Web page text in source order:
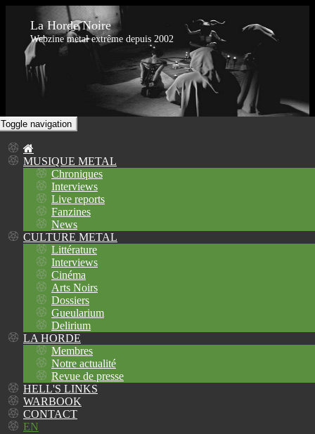
La Horde Noire
Webzine metal extrême depuis 2002
Toggle navigation
MUSIQUE METAL
Chroniques
Interviews
Live reports
Fanzines
News
CULTURE METAL
Littérature
Interviews
Cinéma
Arts Noirs
Dossiers
Gueularium
Delirium
LA HORDE
Membres
Notre actualité
Revue de presse
HELL'S LINKS
WARBOOK
CONTACT
EN